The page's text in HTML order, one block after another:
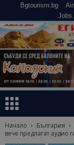
Bgtourism.bg
Начало България
вече предлагат аудио